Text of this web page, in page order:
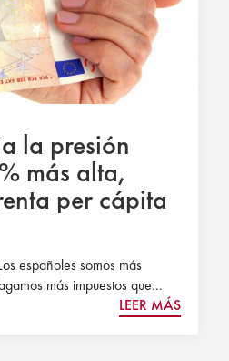
la presión
más alta,
per cápita
españoles somos más
más impuestos que...
LEER MÁS